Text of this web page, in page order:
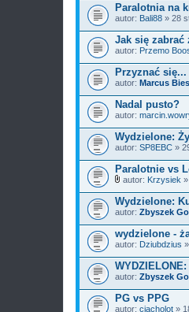
Paralotnia na
autor: Bali88 » 28
Jak się zabrać
autor: Przemo
Przyznać się...
autor: Marcus
Nadal pusto?
autor:
Wydzielone:
autor: SP8EBC »
Paralotnie vs
a
ł
ą
c
z
n
k
i
autor: Krzysiek
Wydzielone:
autor: Zbyszek
wydzielone -
autor: Dziubdzius
autor: Zbyszek
PG vs PPG
autor: ciacholot »